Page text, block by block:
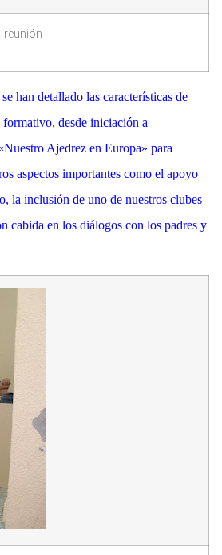
reunión
han detallado las características de
desde iniciación a
Ajedrez en Europa» para
aspectos importantes como el apoyo
la inclusión de uno de nuestros clubes
cabida en los diálogos con los padres y